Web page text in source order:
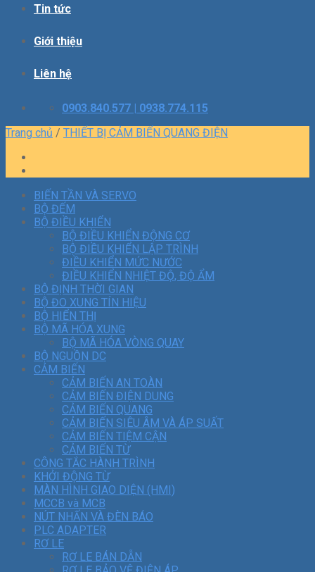
Tin tức
Giới thiệu
Liên hệ
0903.840.577 | 0938.774.115
Trang chủ / THIẾT BỊ CẢM BIẾN QUANG ĐIỆN
BIẾN TẦN VÀ SERVO
BỘ ĐẾM
BỘ ĐIỀU KHIỂN
BỘ ĐIỀU KHIỂN ĐỘNG CƠ
BỘ ĐIỀU KHIỂN LẬP TRÌNH
ĐIỀU KHIỂN MỨC NƯỚC
ĐIỀU KHIỂN NHIỆT ĐỘ, ĐỘ ẨM
BỘ ĐỊNH THỜI GIAN
BỘ ĐO XUNG TÍN HIỆU
BỘ HIỂN THỊ
BỘ MÃ HÓA XUNG
BỘ MÃ HÓA VÒNG QUAY
BỘ NGUỒN DC
CẢM BIẾN
CẢM BIẾN AN TOÀN
CẢM BIẾN ĐIỆN DUNG
CẢM BIẾN QUANG
CẢM BIẾN SIÊU ÂM VÀ ÁP SUẤT
CẢM BIẾN TIỆM CẬN
CẢM BIẾN TỪ
CÔNG TẮC HÀNH TRÌNH
KHỞI ĐỘNG TỪ
MÀN HÌNH GIAO DIỆN (HMI)
MCCB và MCB
NÚT NHẤN VÀ ĐÈN BÁO
PLC ADAPTER
RƠ LE
RƠ LE BÁN DẪN